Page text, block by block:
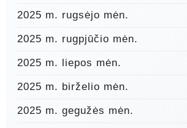
2025 m. rugsėjo mėn.
2025 m. rugpjūčio mėn.
2025 m. liepos mėn.
2025 m. birželio mėn.
2025 m. gegužės mėn.